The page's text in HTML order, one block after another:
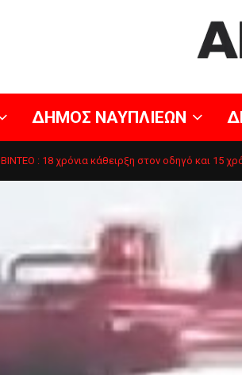
ΔΗΜΟΣ ΝΑΥΠΛΙΕΩΝ
BINTEO : 18 χρόνια κάθειρξη στον οδηγό και 15